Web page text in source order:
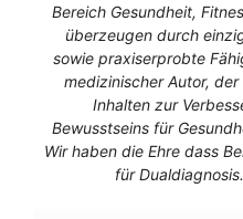
Bereich Gesundheit,
überzeugen durch
sowie praxiserprobte
medizinischer Autor,
Inhalten zur
Bewusstseins für
Wir haben die Ehre dass
für